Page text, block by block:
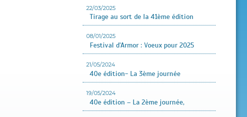
22/03/2025
Tirage au sort de la 41ème édition
08/01/2025
Festival d’Armor : Voeux pour 2025
21/05/2024
40e édition- La 3ème journée
19/05/2024
40e édition – La 2ème journée,